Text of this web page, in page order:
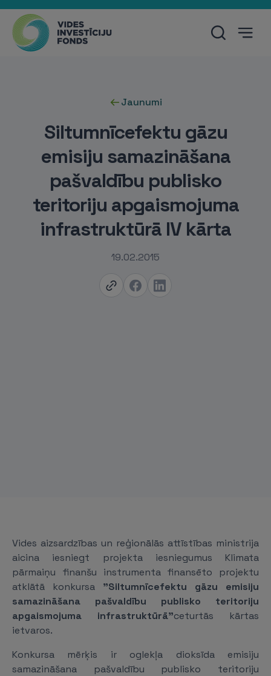
Jaunumi
Siltumnīcefektu gāzu
emisiju samazināšana
pašvaldību publisko
teritoriju apgaismojuma
infrastruktūrā IV kārta
19.02.2015
Vides aizsardzības un reģionālās attīstības ministrija
aicina iesniegt projekta iesniegumus Klimata
pārmaiņu finanšu instrumenta finansēto projektu
atklātā konkursa "Siltumnīcefektu gāzu emisiju
samazināšana pašvaldību publisko teritoriju
apgaismojuma infrastruktūrā"ceturtās kārtas
ietvaros.
Konkursa mērķis
ir oglekļa dioksīda emisiju
samazināšana pašvaldību publisko teritoriju